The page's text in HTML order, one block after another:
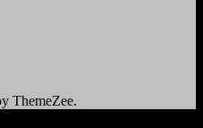
ThemeZee.